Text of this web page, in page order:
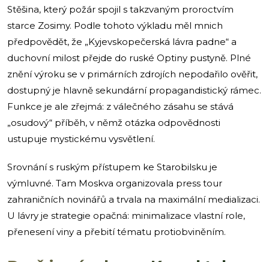
Stěšina, který požár spojil s takzvaným proroctvím
starce Zosimy. Podle tohoto výkladu měl mnich
předpovědět, že „Kyjevskopečerská lávra padne“ a
duchovní milost přejde do ruské Optiny pustyně. Plné
znění výroku se v primárních zdrojích nepodařilo ověřit,
dostupný je hlavně sekundární propagandistický rámec.
Funkce je ale zřejmá: z válečného zásahu se stává
„osudový“ příběh, v němž otázka odpovědnosti
ustupuje mystickému vysvětlení.
Srovnání s ruským přístupem ke Starobilsku je
výmluvné. Tam Moskva organizovala press tour
zahraničních novinářů a trvala na maximální medializaci.
U lávry je strategie opačná: minimalizace vlastní role,
přenesení viny a přebití tématu protiobviněním.